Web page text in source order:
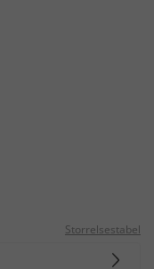
Storrelsestabel